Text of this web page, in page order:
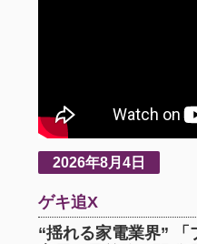
2026年8月4日
ゲキ追X
“揺れる家電業界”